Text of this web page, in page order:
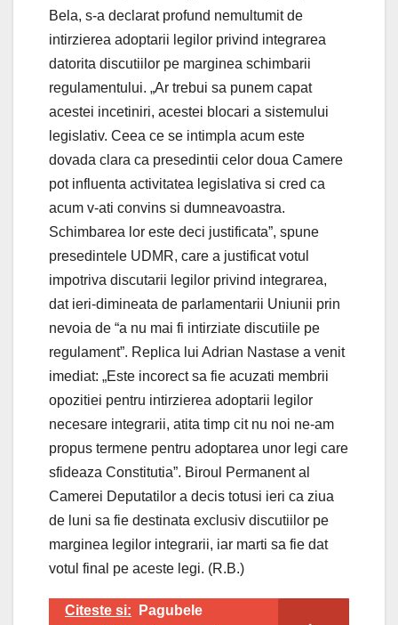
Bela, s-a declarat profund nemultumit de
intirzierea adoptarii legilor privind integrarea
datorita discutiilor pe marginea schimbarii
regulamentului. „Ar trebui sa punem capat
acestei incetiniri, acestei blocari a sistemului
legislativ. Ceea ce se intimpla acum este
dovada clara ca presedintii celor doua Camere
pot influenta activitatea legislativa si cred ca
acum v-ati convins si dumneavoastra.
Schimbarea lor este deci justificata”, spune
presedintele UDMR, care a justificat votul
impotriva discutarii legilor privind integrarea,
dat ieri-dimineata de parlamentarii Uniunii prin
nevoia de “a nu mai fi intirziate discutiile pe
regulament”. Replica lui Adrian Nastase a venit
imediat: „Este incorect sa fie acuzati membrii
opozitiei pentru intirzierea adoptarii legilor
necesare integrarii, atita timp cit nu noi ne-am
propus termene pentru adoptarea unor legi care
sfideaza Constitutia”. Biroul Permanent al
Camerei Deputatilor a decis totusi ieri ca ziua
de luni sa fie destinata exclusiv discutiilor pe
marginea legilor integrarii, iar marti sa fie dat
votul final pe aceste legi. (R.B.)
Citeste si:
Pagubele